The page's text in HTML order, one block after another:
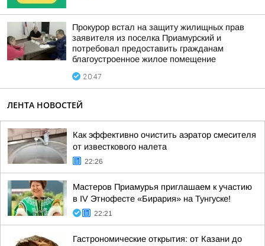
Прокурор встал на защиту жилищных прав
заявителя из поселка Приамурский и
потребовал предоставить гражданам
благоустроенное жилое помещение
20:47
ЛЕНТА НОВОСТЕЙ
Как эффективно очистить аэратор смесителя
от известкового налета
22:26
Мастеров Приамурья приглашаем к участию
в IV Этнофесте «Бирария» на Тунгуске!
22:21
Гастрономические открытия: от Казани до